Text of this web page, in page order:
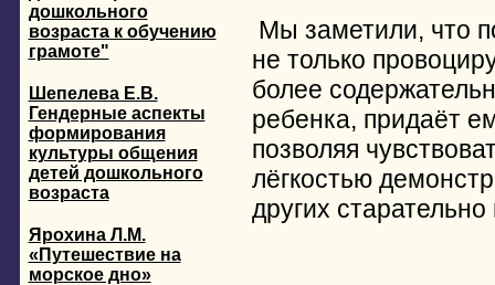
Мы заметили, что
не только
более
ребенка, придаёт
позволяя
лёгкостью
других
дошкольного
возраста к обучению
грамоте"
Шепелева Е.В.
Гендерные аспекты
формирования
культуры общения
детей дошкольного
возраста
Ярохина Л.М.
«Путешествие на
морское дно»